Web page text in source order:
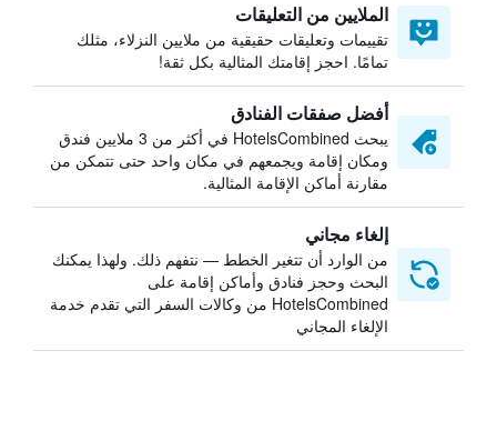
الملايين من التعليقات
تقييمات وتعليقات حقيقية من ملايين النزلاء، مثلك
تمامًا. احجز إقامتك المثالية بكل ثقة!
أفضل صفقات الفنادق
يبحث HotelsCombined في أكثر من 3 ملايين فندق
ومكان إقامة ويجمعهم في مكان واحد حتى تتمكن من
مقارنة أماكن الإقامة المثالية.
إلغاء مجاني
من الوارد أن تتغير الخطط — نتفهم ذلك. ولهذا يمكنك
البحث وحجز فنادق وأماكن إقامة على
HotelsCombined من وكالات السفر التي تقدم خدمة
الإلغاء المجاني